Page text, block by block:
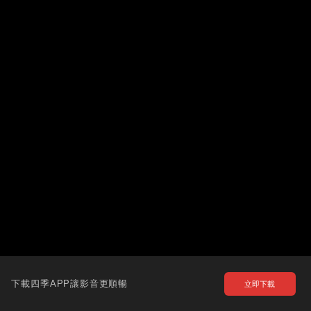
下載四季APP讓影音更順暢 立即下載